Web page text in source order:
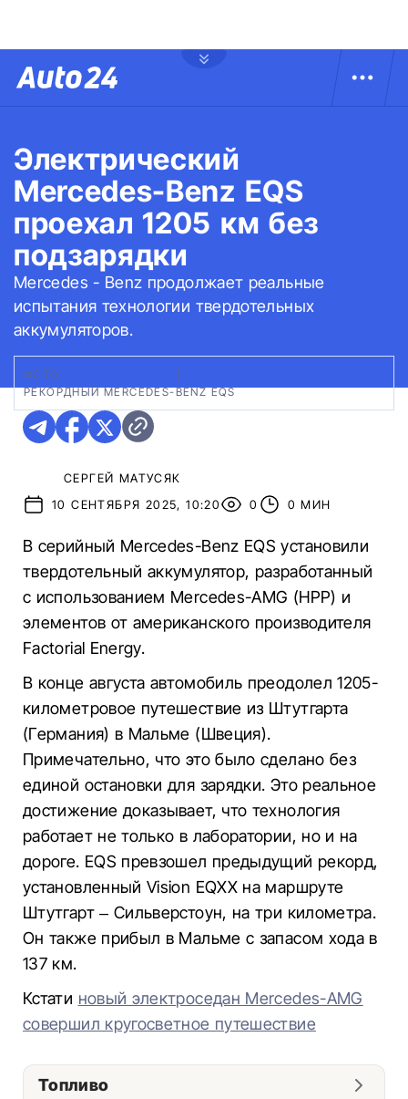
Электрический
Mercedes-Benz EQS
проехал 1205 км без
подзарядки
Mercedes - Benz продолжает реальные
испытания технологии твердотельных
аккумуляторов.
ФОТО:
РЕКОРДНЫЙ MERCEDES-BENZ EQS
СЕРГЕЙ МАТУСЯК
10 СЕНТЯБРЯ 2025, 10:20
0 0 МИН
В серийный Mercedes-Benz EQS установили
твердотельный аккумулятор, разработанный
с использованием Mercedes-AMG (HPP) и
элементов от американского производителя
Factorial Energy.
В конце августа автомобиль преодолел 1205-
километровое путешествие из Штутгарта
(Германия) в Мальме (Швеция).
Примечательно, что это было сделано без
единой остановки для зарядки. Это реальное
достижение доказывает, что технология
работает не только в лаборатории, но и на
дороге. EQS превзошел предыдущий рекорд,
установленный Vision EQXX на маршруте
Штутгарт – Сильверстоун, на три километра.
Он также прибыл в Мальме с запасом хода в
137 км.
Кстати новый электроседан Mercedes-AMG
совершил кругосветное путешествие
Топливо